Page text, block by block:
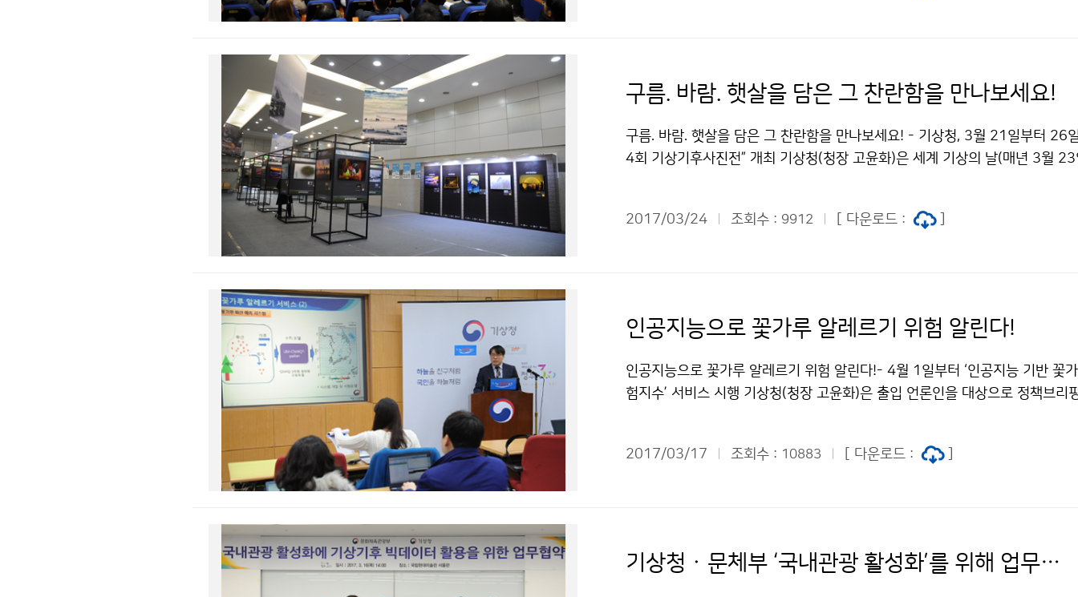
구름. 바람. 햇살을 담은 그 찬란함을 만나보세요!
구름. 바람. 햇살을 담은 그 찬란함을 만나보세요! - 기상청, 3월 21일부터 26
4회 기상기후사진전” 개최 기상청(청장 고윤화)은 세계 기상의 날(매년 3월
2017/03/24
조회수 : 9912 [ 다운로드 :
인공지능으로 꽃가루 알레르기 위험 알린다!
인공지능으로 꽃가루 알레르기 위험 알린다!- 4월 1일부터 ‘인공지능 기반 꽃
험지수’ 서비스 시행 기상청(청장 고윤화)은 출입 언론인을 대상으로 정책브리
밝혔습니다.
2017/03/17 조회수 : 10883 [ 다운로드 :
기상청 · 문체부 ‘국내관광 활성화’를 위해 업무협약(MOU)´ 체결